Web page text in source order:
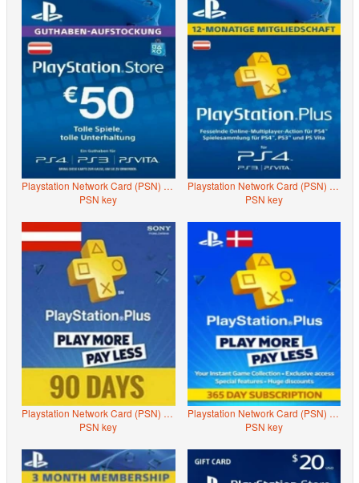
Playstation Network Card (PSN) 50â‚¬ (Austrian)
PSN key
Playstation Network Card (PSN) 365 days (Austrian)
PSN key
Playstation Network Card (PSN) 90 days (Austrian)
PSN key
Playstation Network Card (PSN) 365 days (Denmark)
PSN key